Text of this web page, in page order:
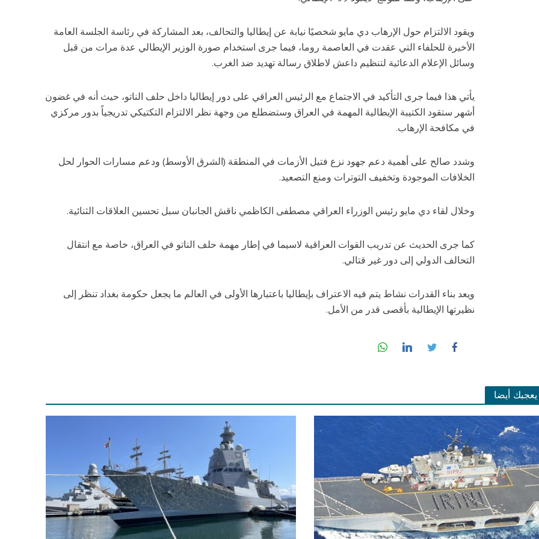
ويقود الالتزام حول الإرهاب دي مايو شخصيًا نيابة عن إيطاليا والتحالف، بعد المشاركة في رئاسة الجلسة العامة
الأخيرة للحلفاء التي عقدت في العاصمة روما، فيما جرى استخدام صورة الوزير الإيطالي عدة مرات من قبل
وسائل الإعلام الدعائية لتنظيم داعش لاطلاق رسالة تهديد ضد الغرب.
يأتي هذا فيما جرى التأكيد في الاجتماع مع الرئيس العراقي على دور إيطاليا داخل حلف الناتو، حيث أنه في غضون
أشهر ستقود الكتيبة الإيطالية المهمة في العراق وستضطلع من وجهة نظر الالتزام التكتيكي تدريجياً بدور مركزي
في مكافحة الإرهاب.
وشدد صالح على أهمية دعم جهود نزع فتيل الأزمات في المنطقة (الشرق الأوسط) ودعم مسارات الحوار لحل
الخلافات الموجودة وتخفيف التوترات ومنع التصعيد.
وخلال لقاء دي مايو رئيس الوزراء العراقي مصطفى الكاظمي ناقش الجانبان سبل تحسين العلاقات الثنائية.
كما جرى الحديث عن تدريب القوات العراقية لاسيما في إطار مهمة حلف الناتو في العراق، خاصة مع انتقال
التحالف الدولي إلى دور غير قتالي.
ويعد بناء القدرات نشاط يتم فيه الاعتراف بإيطاليا باعتبارها الأولى في العالم ما يجعل حكومة بغداد تنظر إلى
نظيرتها الإيطالية بأقصى قدر من الأمل.
يعجبك أيضا